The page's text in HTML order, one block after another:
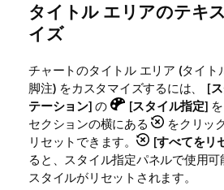
タイトル エリアのテキ
イズ
チャートのタイトル エリア (タイト
脚注) をカスタマイズするには、 [
テーション] の [スタイル指定]
セクションの横にある
をクリッ
リセットできます。
[すべてをリ
ると、スタイル指定パネルで使用
スタイルがリセットされます。